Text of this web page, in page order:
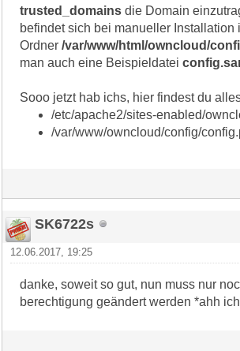
trusted_domains die Domain
befindet sich bei manueller Installation
Ordner/var/www/html/owncloud/
man auch eine Beispieldatei
Sooo jetzt hab ichs, hier findest du
/etc/apache2/sites-enabled/
/var/www/owncloud/config/
SK6722s
12.06.2017, 19:25
danke, soweit so gut, nun muss nur
berechtigung geändert werden *ahh